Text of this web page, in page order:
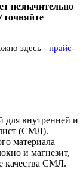
незначительно
здесь - прайс-
для внутренней и
(СМЛ).
материала
и магнезит,
качества СМЛ.